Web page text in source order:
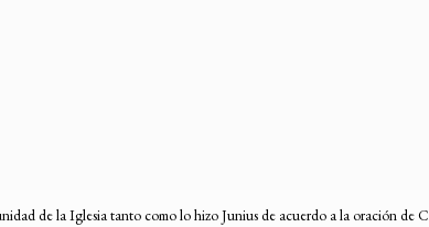
de la Iglesia tanto como lo hizo Junius de acuerdo a la oración de